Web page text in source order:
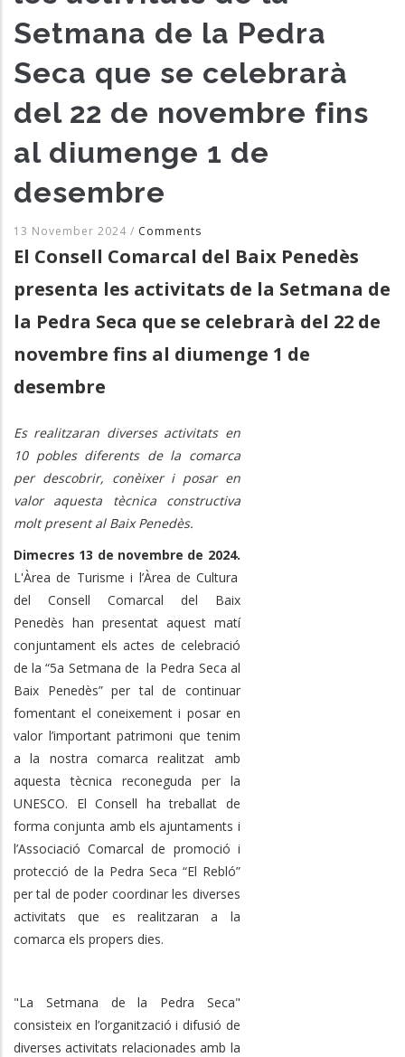
Setmana de la Pedra
Seca que se celebrarà
del 22 de novembre fins
al diumenge 1 de
desembre
13 November 2024 / Comments
El Consell Comarcal del Baix Penedès
presenta les activitats de la Setmana de
la Pedra Seca que se celebrarà del 22 de
novembre fins al diumenge 1 de
desembre
Es realitzaran diverses activitats en
10 pobles diferents de la comarca
per descobrir, conèixer i posar en
valor aquesta tècnica constructiva
molt present al Baix Penedès.
Dimecres 13 de novembre de 2024.
L'Àrea de Turisme i l’Àrea de Cultura
del Consell Comarcal del Baix
Penedès han presentat aquest matí
conjuntament els actes de celebració
de la “5a Setmana de la Pedra Seca al
Baix Penedès” per tal de continuar
fomentant el coneixement i posar en
valor l’important patrimoni que tenim
a la nostra comarca realitzat amb
aquesta tècnica reconeguda per la
UNESCO. El Consell ha treballat de
forma conjunta amb els ajuntaments i
l’Associació Comarcal de promoció i
protecció de la Pedra Seca “El Rebló”
per tal de poder coordinar les diverses
activitats que es realitzaran a la
comarca els propers dies.
"La Setmana de la Pedra Seca"
consisteix en l’organització i difusió de
diverses activitats relacionades amb la